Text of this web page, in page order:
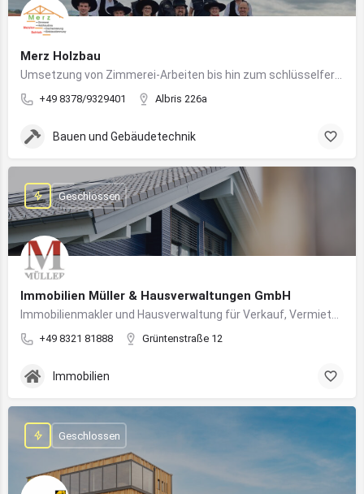
Merz Holzbau
+49 8378/9329401 Albris 226a
Bauen und Gebäudetechnik
Immobilien Müller & Hausverwaltungen GmbH
+49 8321 81888 Grüntenstraße 12
Geschlossen
Immobilien
Geschlossen